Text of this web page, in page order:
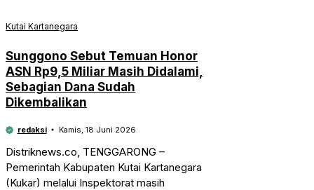
Kutai Kartanegara
Sunggono Sebut Temuan Honor
ASN Rp9,5 Miliar Masih Didalami,
Sebagian Dana Sudah
Dikembalikan
redaksi Kamis, 18 Juni 2026
Distriknews.co, TENGGARONG –
Pemerintah Kabupaten Kutai Kartanegara
(Kukar) melalui Inspektorat masih